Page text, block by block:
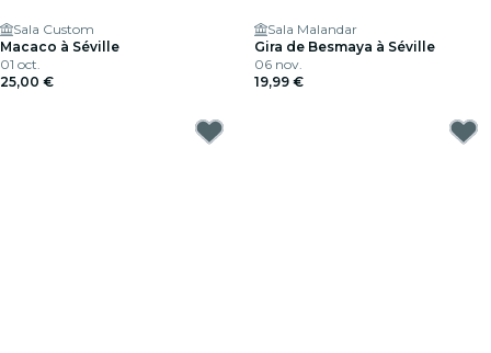
Sala Custom
Macaco à Séville
01 oct.
25,00 €
Sala Malandar
Gira de Besmaya à Séville
06 nov.
19,99 €